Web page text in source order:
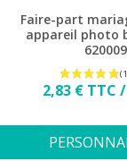
Faire-part
appareil photo
620009
Prix
2,83 € TTC